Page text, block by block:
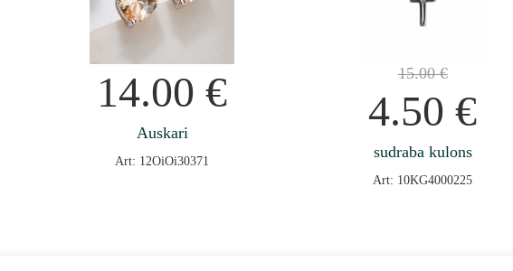
14.00€
Auskari
Art: 12OiOi30371
15.00€
4.50€
sudraba kulons
Art: 10KG4000225